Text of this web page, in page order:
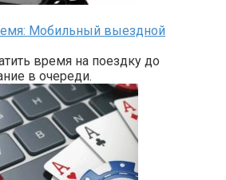
Мобильный выездной
время на поездку до
в очереди.